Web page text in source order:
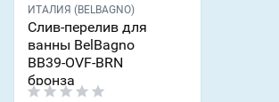
ИТАЛИЯ (BELBAGNO)
Слив-перелив для
ванны BelBagno
BB39-OVF-BRN
бронза